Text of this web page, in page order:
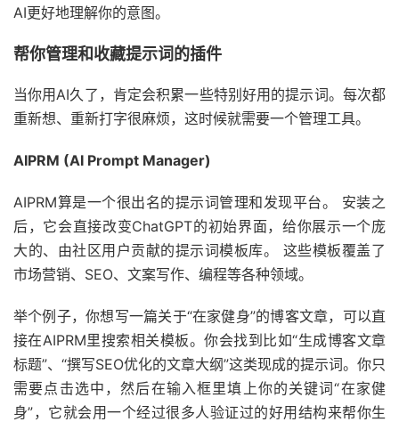
AI更好地理解你的意图。
帮你管理和收藏提示词的插件
当你用AI久了，肯定会积累一些特别好用的提示词。每次都
重新想、重新打字很麻烦，这时候就需要一个管理工具。
AIPRM (AI Prompt Manager)
AIPRM算是一个很出名的提示词管理和发现平台。 安装之
后，它会直接改变ChatGPT的初始界面，给你展示一个庞
大的、由社区用户贡献的提示词模板库。 这些模板覆盖了
市场营销、SEO、文案写作、编程等各种领域。
举个例子，你想写一篇关于“在家健身”的博客文章，可以直
接在AIPRM里搜索相关模板。你会找到比如“生成博客文章
标题”、“撰写SEO优化的文章大纲”这类现成的提示词。你只
需要点击选中，然后在输入框里填上你的关键词“在家健
身”，它就会用一个经过很多人验证过的好用结构来帮你生